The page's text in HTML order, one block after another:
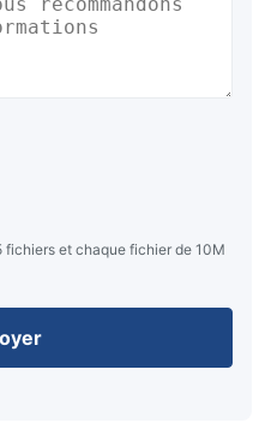
et chaque fichier de 10M